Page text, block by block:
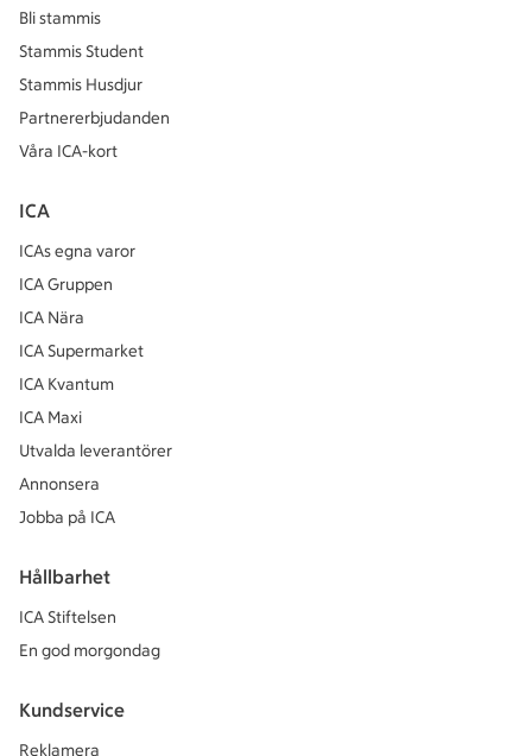
Bli stammis
Stammis Student
Stammis Husdjur
Partnererbjudanden
Våra ICA-kort
ICA
ICAs egna varor
ICA Gruppen
ICA Nära
ICA Supermarket
ICA Kvantum
ICA Maxi
Utvalda leverantörer
Annonsera
Jobba på ICA
Hållbarhet
ICA Stiftelsen
En god morgondag
Kundservice
Reklamera